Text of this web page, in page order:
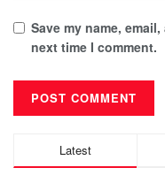
Save my name,
next time I comment.
Latest